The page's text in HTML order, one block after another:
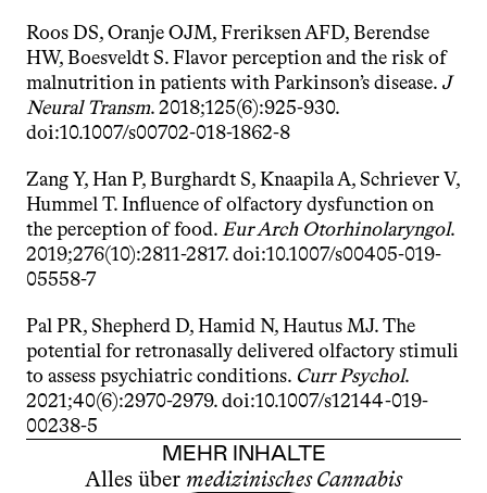
Roos DS, Oranje OJM, Freriksen AFD, Berendse
HW, Boesveldt S. Flavor perception and the risk of
malnutrition in patients with Parkinson’s disease. J
Neural Transm. 2018;125(6):925-930.
doi:10.1007/s00702-018-1862-8
Zang Y, Han P, Burghardt S, Knaapila A, Schriever V,
Hummel T. Influence of olfactory dysfunction on
the perception of food. Eur Arch Otorhinolaryngol.
2019;276(10):2811-2817. doi:10.1007/s00405-019-
05558-7
Pal PR, Shepherd D, Hamid N, Hautus MJ. The
potential for retronasally delivered olfactory stimuli
to assess psychiatric conditions. Curr Psychol.
2021;40(6):2970-2979. doi:10.1007/s12144-019-
00238-5
MEHR INHALTE
Alles über medizinisches Cannabis